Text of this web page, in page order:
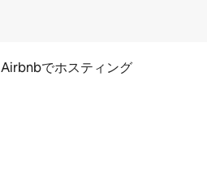
Airbnbでホスティング